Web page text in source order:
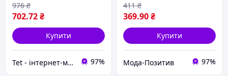
702.72₴
976 ₴
Купити
Tet - інтернет-магазин товарів для дому 97%
369.90₴
411 ₴
Купити
Мода-Позитив 97%